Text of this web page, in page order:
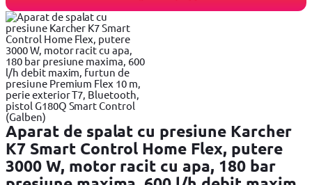
Aparat de spalat cu presiune Karcher
K7 Smart Control Home Flex, putere
3000 W, motor racit cu apa, 180 bar